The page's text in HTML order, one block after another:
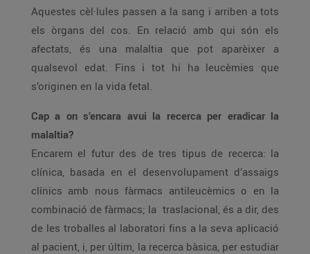
Aquestes cèl·lules passen a la sang i arriben a tots
els òrgans del cos. En relació amb qui són els
afectats, és una malaltia que pot aparèixer a
qualsevol edat. Fins i tot hi ha leucèmies que
s’originen en la vida fetal.
Cap a on s’encara avui la recerca per eradicar la
malaltia?
Encarem el futur des de tres tipus de recerca: la
clínica, basada en el desenvolupament d’assaigs
clínics amb nous fàrmacs antileucèmics o en la
combinació de fàrmacs; la traslacional, és a dir, des
de les troballes al laboratori fins a la seva aplicació
al pacient, i, per últim, la recerca bàsica, per estudiar